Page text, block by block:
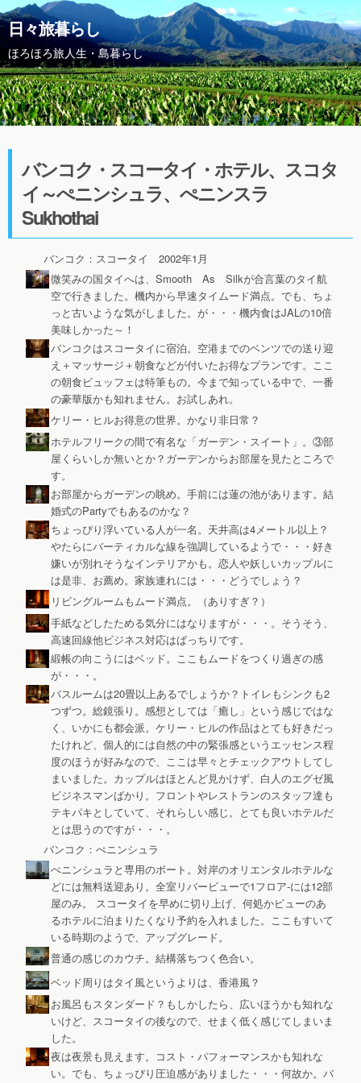
日々旅暮らし
ほろほろ旅人生・島暮らし
バンコク・スコータイ・ホテル、スコタ
イ～ぺニンシュラ、ぺニンスラ
Sukhothai
バンコク：スコータイ 2002年1月
微笑みの国タイへは、Smooth As Silkが合言葉のタイ航
空で行きました。機内から早速タイムード満点。でも、ちょ
っと古いような気がしました。が・・・機内食はJALの10倍
美味しかった～！
バンコクはスコータイに宿泊。空港までのベンツでの送り迎
え＋マッサージ＋朝食などが付いたお得なプランです。ここ
の朝食ビュッフェは特筆もの。今まで知っている中で、一番
の豪華版かも知れません。お試しあれ。
ケリー・ヒルお得意の世界。かなり非日常？
ホテルフリークの間で有名な「ガーデン・スイート」。③部
屋くらいしか無いとか？ガーデンからお部屋を見たところで
す。
お部屋からガーデンの眺め。手前には蓮の池があります。結
婚式のPartyでもあるのかな？
ちょっぴり浮いている人が一名。天井高は4メートル以上？
やたらにバーティカルな線を強調しているようで・・・好き
嫌いが別れそうなインテリアかも。恋人や妖しいカップルに
は是非、お薦め。家族連れには・・・どうでしょう？
リビングルームもムード満点。（ありすぎ？）
手紙などしたためる気分にはなりますが・・・。そうそう、
高速回線他ビジネス対応はばっちりです。
緞帳の向こうにはベッド。ここもムードをつくり過ぎの感
が・・・。
バスルームは20畳以上あるでしょうか？トイレもシンクも2
つずつ。総鏡張り。感想としては「癒し」という感じではな
く、いかにも都会派。ケリー・ヒルの作品はとても好きだっ
たけれど、個人的には自然の中の緊張感というエッセンス程
度のほうが好みなので、ここは早々とチェックアウトしてし
まいました。カップルはほとんど見かけず、白人のエグゼ風
ビジネスマンばかり。フロントやレストランのスタッフ達も
テキパキとしていて、それらしい感じ。とても良いホテルだ
とは思うのですが・・・。
バンコク：ぺニンシュラ
ぺニンシュラと専用のボート。対岸のオリエンタルホテルな
どには無料送迎あり。全室リバービューで1フロア‐には12部
屋のみ。 スコータイを早めに切り上げ、何処かビューのあ
るホテルに泊まりたくなり予約を入れました。ここもすいて
いる時期のようで、アップグレード。
普通の感じのカウチ。結構落ちつく色合い。
ベッド周りはタイ風というよりは、香港風？
お風呂もスタンダード？もしかしたら、広いほうかも知れな
いけど、スコータイの後なので、せまく低く感じてしまいま
した。
夜は夜景も見えます。コスト・パフォーマンスかも知れな
い。でも、ちょっぴり圧迫感がありました・・・何故か。バ